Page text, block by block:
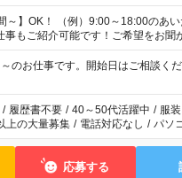
～】OK！ （例）9:00～18:00のあ
事もご紹介可能です！ご希望をお聞
間帯もあなたのライフスタイルに合
でお休みが必要
相談ください。 ※週最低15時間以上の勤務
のお仕事です。開始日はご相談
/ 履歴書不要 / 40～50代活躍中 / 服
上の大量募集 / 電話対応なし / パソ
応募する